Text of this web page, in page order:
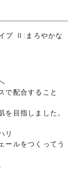
プ Ⅱ:まろやかな
で配合すること
を目指しました。
リ
ールをつくってう